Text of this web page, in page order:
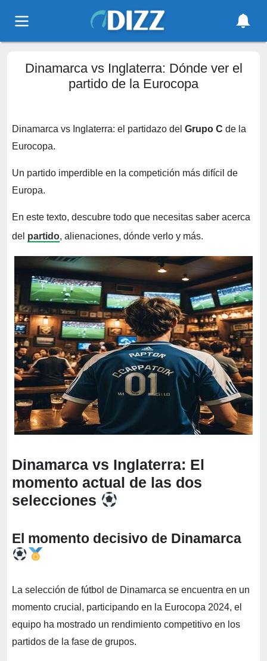
Dinamarca vs Inglaterra: Dónde ver el
partido de la Eurocopa
Dinamarca vs Inglaterra: el partidazo del Grupo C de la
Eurocopa.
Un partido imperdible en la competición más difícil de
Europa.
En este texto, descubre todo que necesitas saber acerca
del partido, alienaciones, dónde verlo y más.
Dinamarca vs Inglaterra: El
momento actual de las dos
selecciones
El momento decisivo de Dinamarca
La selección de fútbol de Dinamarca se encuentra en un
momento crucial, participando en la Eurocopa 2024, el
equipo ha mostrado un rendimiento competitivo en los
partidos de la fase de grupos.